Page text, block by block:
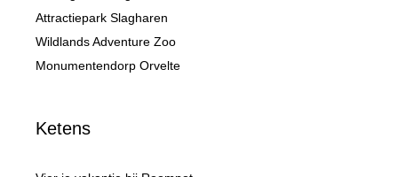
Attractiepark Slagharen
Wildlands Adventure Zoo
Monumentendorp Orvelte
Ketens